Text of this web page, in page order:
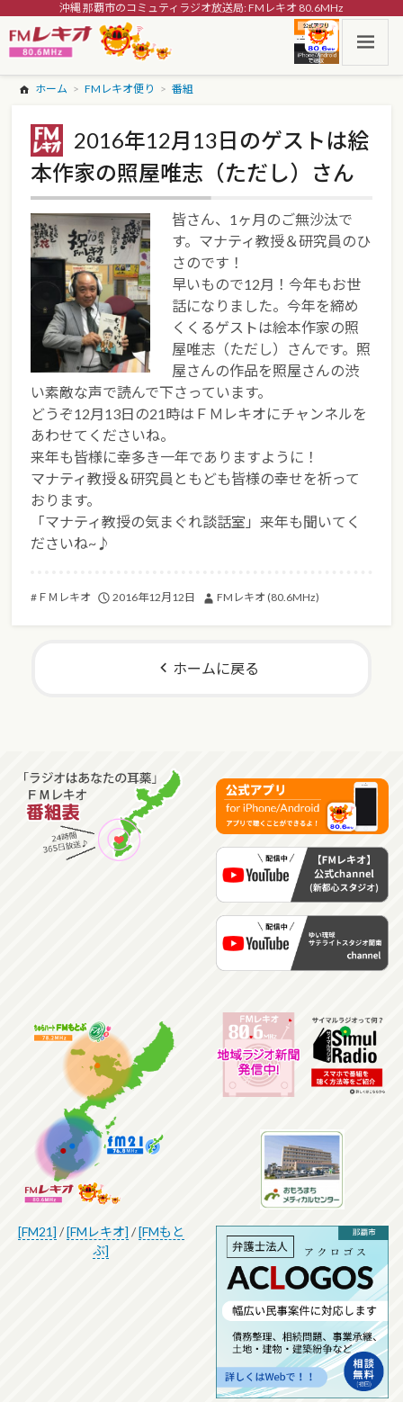
沖縄 那覇市のコミュティラジオ放送局: FMレキオ 80.6MHz
ホーム FMレキオ便り 番組
2016年12月13日のゲストは絵
本作家の照屋唯志（ただし）さん
皆さん、1ヶ月のご無沙汰で
す。マナティ教授＆研究員のひ
さのです！
早いもので12月！今年もお世
話になりました。今年を締め
くくるゲストは絵本作家の照
屋唯志（ただし）さんです。照
屋さんの作品を照屋さんの渋
い素敵な声で読んで下さっています。
どうぞ12月13日の21時はＦＭレキオにチャンネルを
あわせてくださいね。
来年も皆様に幸多き一年でありますように！
マナティ教授＆研究員ともども皆様の幸せを祈って
おります。
「マナティ教授の気まぐれ談話室」来年も聞いてく
ださいね~♪
#ＦＭレキオ 2016年12月12日 FMレキオ (80.6MHz)
ホームに戻る
[FM21] /[FMレキオ] /[FMもと
ぶ]